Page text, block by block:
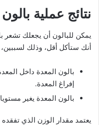
نتائج عملية
يمكن للبالون أن يجعلك تشعر
أنك ستأكل أقل، وذلك
بالون المعدة داخل
إفراغ المعدة.
بالون المعدة يغير
يعتمد مقدار الوزن الذي